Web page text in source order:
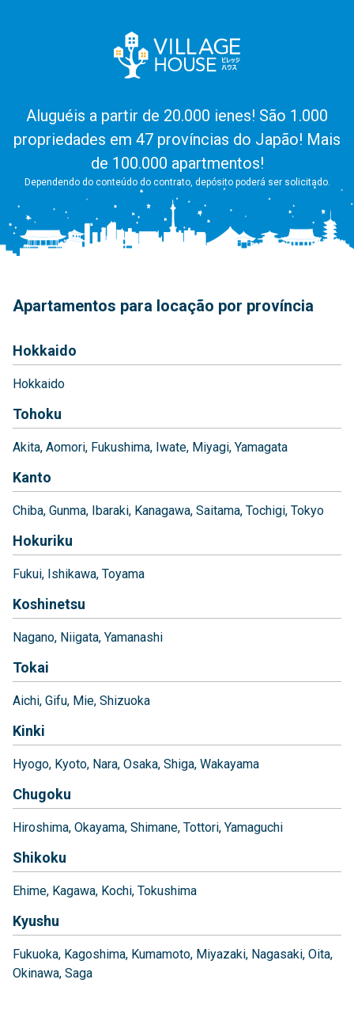
Aluguéis a partir de 20.000 ienes! São 1.000
propriedades em 47 províncias do Japão! Mais
de 100.000 apartmentos!
Dependendo do conteúdo do contrato, depósito poderá ser solicitado.
Apartamentos para locação por província
Hokkaido
Hokkaido
Tohoku
Akita Aomori Fukushima Iwate Miyagi Yamagata
Kanto
Chiba Gunma Ibaraki Kanagawa Saitama Tochigi Tokyo
Hokuriku
Fukui Ishikawa Toyama
Koshinetsu
Nagano Niigata Yamanashi
Tokai
Aichi Gifu Mie Shizuoka
Kinki
Hyogo Kyoto Nara Osaka Shiga Wakayama
Chugoku
Hiroshima Okayama Shimane Tottori Yamaguchi
Shikoku
Ehime Kagawa Kochi Tokushima
Kyushu
Fukuoka Kagoshima Kumamoto Miyazaki Nagasaki Oita
Okinawa Saga